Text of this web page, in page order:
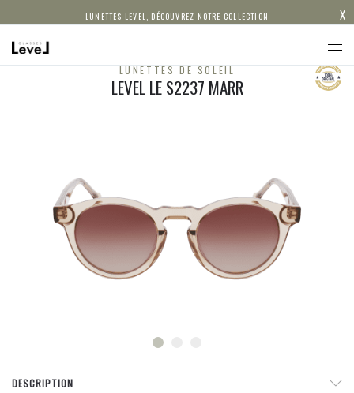
LUNETTES LEVEL, DÉCOUVREZ NOTRE COLLECTION X
LUNETTES DE SOLEIL
LEVEL LE S2237 MARR
DESCRIPTION